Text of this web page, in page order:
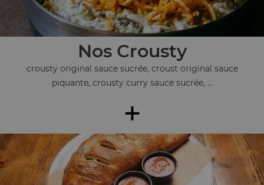
Nos Crousty
crousty original sauce sucrée, croust original sauce
piquante, crousty curry sauce sucrée, ...
+